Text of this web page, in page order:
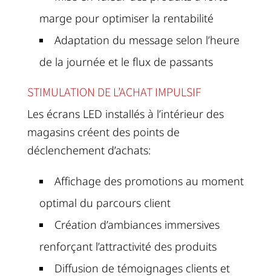
marge pour optimiser la rentabilité
Adaptation du message selon l’heure
de la journée et le flux de passants
STIMULATION DE L’ACHAT IMPULSIF
Les écrans LED installés à l’intérieur des
magasins créent des points de
déclenchement d’achats:
Affichage des promotions au moment
optimal du parcours client
Création d’ambiances immersives
renforçant l’attractivité des produits
Diffusion de témoignages clients et